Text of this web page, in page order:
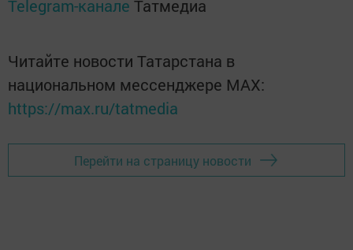
Telegram-канале Татмедиа
Читайте новости Татарстана в
национальном мессенджере MАХ:
https://max.ru/tatmedia
Перейти на страницу новости